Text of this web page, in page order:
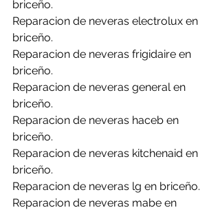
briceño.
Reparacion de neveras electrolux en
briceño.
Reparacion de neveras frigidaire en
briceño.
Reparacion de neveras general en
briceño.
Reparacion de neveras haceb en
briceño.
Reparacion de neveras kitchenaid en
briceño.
Reparacion de neveras lg en briceño.
Reparacion de neveras mabe en